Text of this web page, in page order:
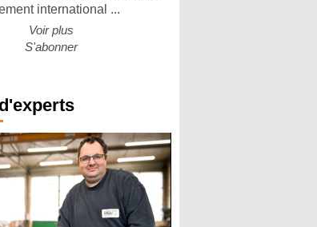
international ...
Voir plus
S'abonner